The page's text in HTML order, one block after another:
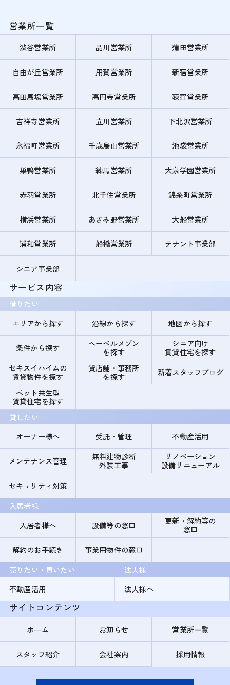
営業所一覧
渋谷営業所 品川営業所 蒲田営業所
自由が丘営業所 用賀営業所 新宿営業所
高田馬場営業所 高円寺営業所 荻窪営業所
吉祥寺営業所 立川営業所 下北沢営業所
永福町営業所 千歳烏山営業所 池袋営業所
巣鴨営業所 練馬営業所 大泉学園営業所
赤羽営業所 北千住営業所 錦糸町営業所
横浜営業所 あざみ野営業所 大船営業所
浦和営業所 船橋営業所 テナント事業部
シニア事業部
サービス内容
借りたい
エリアから探す
沿線から探す 地図から探す
条件から探す
ヘーベルメゾン
を探す
シニア向け
賃貸住宅を探す
セキスイハイムの
賃貸物件を探す
貸店舗・事務所
を探す
新着スタッフブログ
ペット共生型
賃貸住宅を探す
貸したい
オーナー様へ
受託・管理 不動産活用
メンテナンス管理
無料建物診断
外装工事
リノベーション
設備リニューアル
セキュリティ対策
入居者様
入居者様へ
設備等の窓口
更新・解約等の
窓口
解約のお手続き
事業用物件の窓口
売りたい・買いたい
不動産活用
法人様
法人様へ
サイトコンテンツ
ホーム お知らせ 営業所一覧
スタッフ紹介 会社案内 採用情報